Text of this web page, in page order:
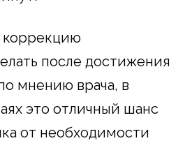
после достижения
мнению врача, в
это отличный шанс
от необходимости